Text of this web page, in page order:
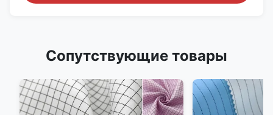
Сопутствующие товары